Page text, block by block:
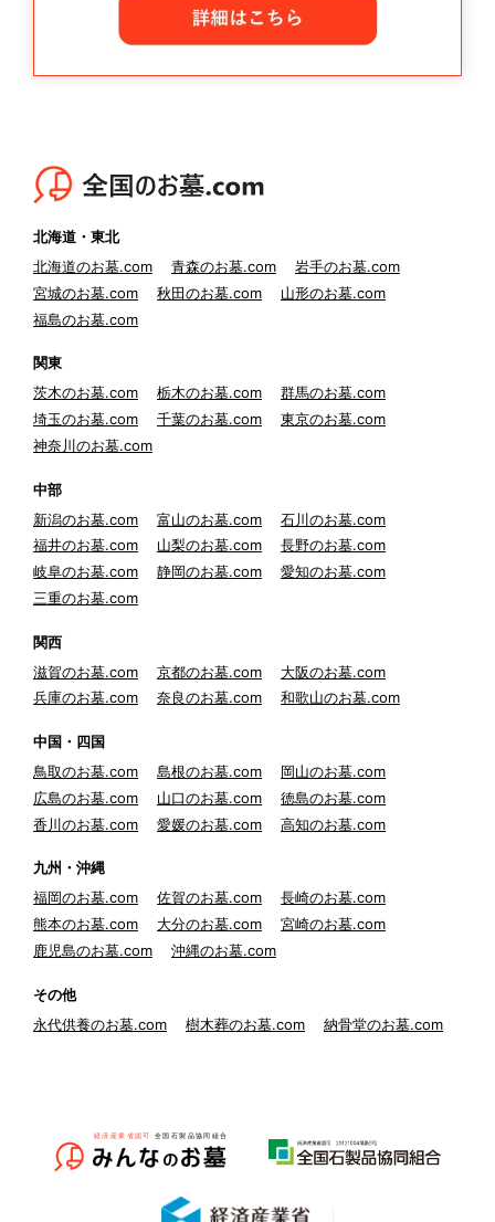
北海道・東北
北海道のお墓.com
青森のお墓.com
岩手のお墓.com
宮城のお墓.com
秋田のお墓.com
山形のお墓.com
福島のお墓.com
関東
茨木のお墓.com
栃木のお墓.com
群馬のお墓.com
埼玉のお墓.com
千葉のお墓.com
東京のお墓.com
神奈川のお墓.com
中部
新潟のお墓.com
富山のお墓.com
石川のお墓.com
福井のお墓.com
山梨のお墓.com
長野のお墓.com
岐阜のお墓.com
静岡のお墓.com
愛知のお墓.com
三重のお墓.com
関西
滋賀のお墓.com
京都のお墓.com
大阪のお墓.com
兵庫のお墓.com
奈良のお墓.com 和歌山のお墓.com
中国・四国
鳥取のお墓.com
島根のお墓.com
岡山のお墓.com
広島のお墓.com
山口のお墓.com
徳島のお墓.com
香川のお墓.com
愛媛のお墓.com 高知のお墓.com
九州・沖縄
福岡のお墓.com
佐賀のお墓.com
長崎のお墓.com
熊本のお墓.com
大分のお墓.com
宮崎のお墓.com
鹿児島のお墓.com
沖縄のお墓.com
その他
永代供養のお墓.com
樹木葬のお墓.com 納骨堂のお墓.com